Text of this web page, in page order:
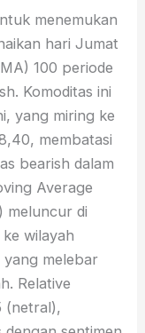
menemukan
hari Jumat
100 periode
Komoditas ini
yang miring ke
membatasi
bearish dalam
Average
meluncur di
wilayah
melebar
Relative
(netral),